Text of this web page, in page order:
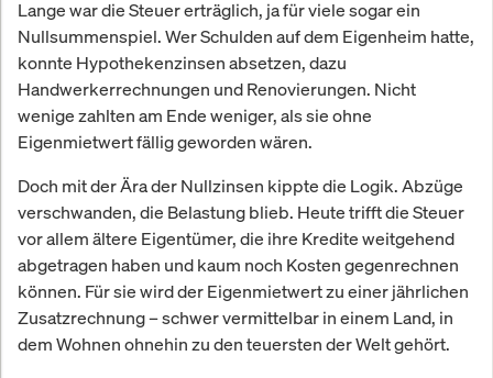
Lange war die Steuer erträglich, ja für viele sogar ein
Nullsummenspiel. Wer Schulden auf dem Eigenheim hatte,
konnte Hypothekenzinsen absetzen, dazu
Handwerkerrechnungen und Renovierungen. Nicht
wenige zahlten am Ende weniger, als sie ohne
Eigenmietwert fällig geworden wären.
Doch mit der Ära der Nullzinsen kippte die Logik. Abzüge
verschwanden, die Belastung blieb. Heute trifft die Steuer
vor allem ältere Eigentümer, die ihre Kredite weitgehend
abgetragen haben und kaum noch Kosten gegenrechnen
können. Für sie wird der Eigenmietwert zu einer jährlichen
Zusatzrechnung – schwer vermittelbar in einem Land, in
dem Wohnen ohnehin zu den teuersten der Welt gehört.